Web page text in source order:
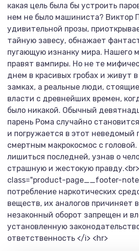
какая цель была бы устроить
нем не было машиниста? Виктор
удивительной прозы,
тайную завесу, обнажает
пугающую изнанку мира. Нашего
правят вампиры. Но не те
днем в красивых гробах и живут
замках, а реальные люди,
власти с древнейших времен,
было никакой. Обычный
парень Рома случайно
и погружается в этот неведомый
смертным макрокосмос с головой.
лишиться последней, узнав о
страшную и жестокую
class="product-page__footer-
потребление наркотических
веществ, их аналогов причиняет
незаконный оборот запрещен и
установленную
ответственность </i> <hr>